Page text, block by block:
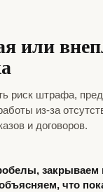
или
риск штрафа,
из-за
и договоров.
закрываем
что